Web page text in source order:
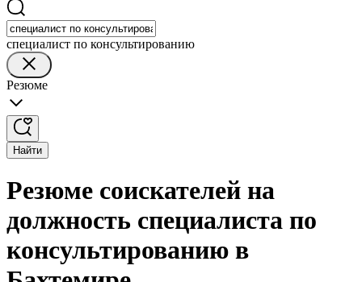
специалист по консультированию
Резюме
Найти
Резюме соискателей на
должность специалиста по
консультированию в